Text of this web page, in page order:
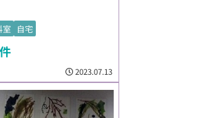
室 自宅
2023.07.13